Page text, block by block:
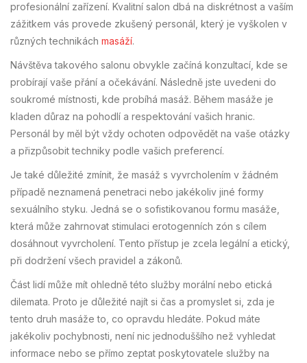
profesionální zařízení. Kvalitní salon dbá na diskrétnost a vaším
zážitkem vás provede zkušený personál, který je vyškolen v
různých technikách masáží.
Návštěva takového salonu obvykle začíná konzultací, kde se
probírají vaše přání a očekávání. Následně jste uvedeni do
soukromé místnosti, kde probíhá masáž. Během masáže je
kladen důraz na pohodlí a respektování vašich hranic.
Personál by měl být vždy ochoten odpovědět na vaše otázky
a přizpůsobit techniky podle vašich preferencí.
Je také důležité zmínit, že masáž s vyvrcholením v žádném
případě neznamená penetraci nebo jakékoliv jiné formy
sexuálního styku. Jedná se o sofistikovanou formu masáže,
která může zahrnovat stimulaci erotogenních zón s cílem
dosáhnout vyvrcholení. Tento přístup je zcela legální a etický,
při dodržení všech pravidel a zákonů.
Část lidí může mít ohledně této služby morální nebo etická
dilemata. Proto je důležité najít si čas a promyslet si, zda je
tento druh masáže to, co opravdu hledáte. Pokud máte
jakékoliv pochybnosti, není nic jednoduššího než vyhledat
informace nebo se přímo zeptat poskytovatele služby na